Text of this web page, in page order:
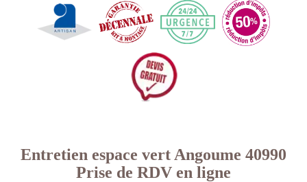
Entretien espace vert Angoume 40990
Prise de RDV en ligne